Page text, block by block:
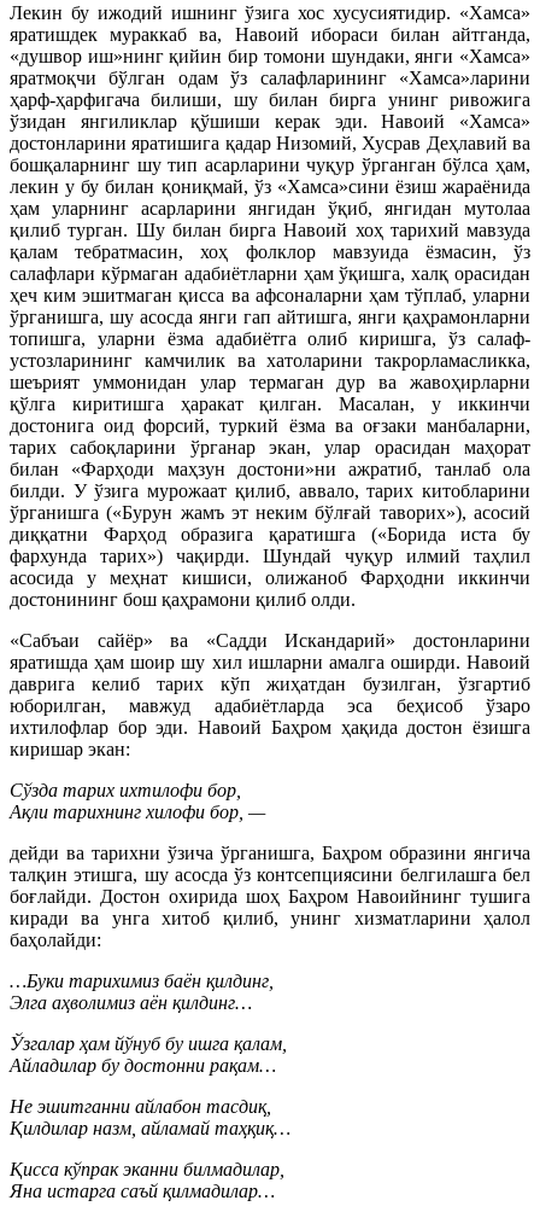
Лекин бу ижодий ишнинг ўзига хос хусусиятидир. «Хамса»
яратишдек мураккаб ва, Навоий ибораси билан айтганда,
«душвор иш»нинг қийин бир томони шундаки, янги «Хамса»
яратмоқчи бўлган одам ўз салафларининг «Хамса»ларини
ҳарф-ҳарфигача билиши, шу билан бирга унинг ривожига
ўзидан янгиликлар қўшиши керак эди. Навоий «Хамса»
достонларини яратишига қадар Низомий, Хусрав Деҳлавий ва
бошқаларнинг шу тип асарларини чуқур ўрганган бўлса ҳам,
лекин у бу билан қониқмай, ўз «Хамса»сини ёзиш жараёнида
ҳам уларнинг асарларини янгидан ўқиб, янгидан мутолаа
қилиб турган. Шу билан бирга Навоий хоҳ тарихий мавзуда
қалам тебратмасин, хоҳ фолклор мавзуида ёзмасин, ўз
салафлари кўрмаган адабиётларни ҳам ўқишга, халқ орасидан
ҳеч ким эшитмаган қисса ва афсоналарни ҳам тўплаб, уларни
ўрганишга, шу асосда янги гап айтишга, янги қаҳрамонларни
топишга, уларни ёзма адабиётга олиб киришга, ўз салаф-
устозларининг камчилик ва хатоларини такрорламасликка,
шеърият уммонидан улар термаган дур ва жавоҳирларни
қўлга киритишга ҳаракат қилган. Масалан, у иккинчи
достонига оид форсий, туркий ёзма ва оғзаки манбаларни,
тарих сабоқларини ўрганар экан, улар орасидан маҳорат
билан «Фарҳоди маҳзун достони»ни ажратиб, танлаб ола
билди. У ўзига мурожаат қилиб, аввало, тарих китобларини
ўрганишга («Бурун жамъ эт неким бўлғай таворих»), асосий
диққатни Фарҳод образига қаратишга («Борида иста бу
фархунда тарих») чақирди. Шундай чуқур илмий таҳлил
асосида у меҳнат кишиси, олижаноб Фарҳодни иккинчи
достонининг бош қаҳрамони қилиб олди.
«Сабъаи сайёр» ва «Садди Искандарий» достонларини
яратишда ҳам шоир шу хил ишларни амалга оширди. Навоий
даврига келиб тарих кўп жиҳатдан бузилган, ўзгартиб
юборилган, мавжуд адабиётларда эса беҳисоб ўзаро
ихтилофлар бор эди. Навоий Баҳром ҳақида достон ёзишга
киришар экан:
Сўзда тарих ихтилофи бор,
Ақли тарихнинг хилофи бор, —
дейди ва тарихни ўзича ўрганишга, Баҳром образини янгича
талқин этишга, шу асосда ўз контсепциясини белгилашга бел
боғлайди. Достон охирида шоҳ Баҳром Навоийнинг тушига
киради ва унга хитоб қилиб, унинг хизматларини ҳалол
баҳолайди:
…Буки тарихимиз баён қилдинг,
Элга аҳволимиз аён қилдинг…
Ўзгалар ҳам йўнуб бу ишга қалам,
Айладилар бу достонни рақам…
Не эшитганни айлабон тасдиқ,
Қилдилар назм, айламай таҳқиқ…
Қисса кўпрак эканни билмадилар,
Яна истарга саъй қилмадилар…